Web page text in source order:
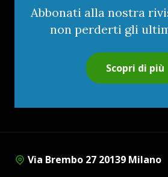
Abbonati alla nostra
non perderti gli
Scopri di più
Via Brembo 27 20139 Milano